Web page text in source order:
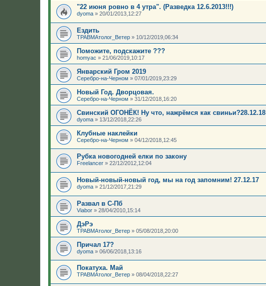
"22 июня ровно в 4 утра". (Разведка 12.6.2013!!!)
dyoma » 20/01/2013,12:27
Ездить
ТРАВМАтолог_Ветер » 10/12/2019,06:34
Поможите, подскажите ???
homyac » 21/06/2019,10:17
Январский Гром 2019
Серебро-на-Черном » 07/01/2019,23:29
Новый Год. Дворцовая.
Серебро-на-Черном » 31/12/2018,16:20
Свинский ОГОНЁК! Ну что, нажрёмся как свиньи?28.12.18
dyoma » 13/12/2018,22:26
Клубные наклейки
Серебро-на-Черном » 04/12/2018,12:45
Рубка новогодней елки по закону
Freelancer » 22/12/2012,12:04
Новый-новый-новый год, мы на год запомним! 27.12.17
dyoma » 21/12/2017,21:29
Развал в С-Пб
Viabor » 28/04/2010,15:14
ДэРэ
ТРАВМАтолог_Ветер » 05/08/2018,20:00
Причал 17?
dyoma » 06/06/2018,13:16
Покатуха. Май
ТРАВМАтолог_Ветер » 08/04/2018,22:27